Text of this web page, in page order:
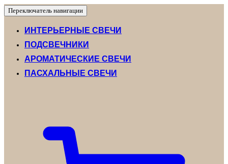
Переключатель навигации
ИНТЕРЬЕРНЫЕ СВЕЧИ
ПОДСВЕЧНИКИ
АРОМАТИЧЕСКИЕ СВЕЧИ
ПАСХАЛЬНЫЕ СВЕЧИ